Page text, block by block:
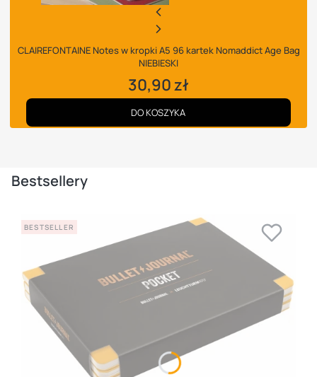
CLAIREFONTAINE Notes w kropki A5 96 kartek Nomaddict Age Bag
NIEBIESKI
30,90 zł
DO KOSZYKA
Bestsellery
BESTSELLER